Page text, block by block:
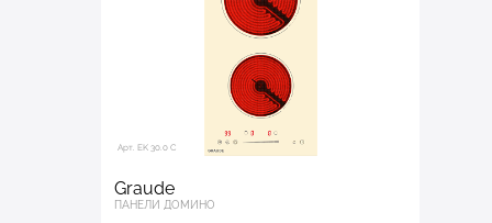
Арт. EK 30.0 C
Graude
ПАНЕЛИ ДОМИНО